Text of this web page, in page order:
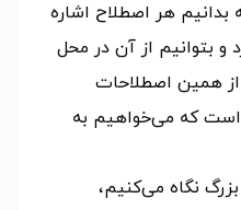
هر اصطلاح اشاره
و بتوانیم از آن در محل
همین اصطلاحات
که می‌خواهیم به
نگاه می‌کنیم،